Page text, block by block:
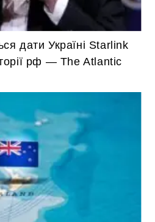
дати Україні Starlink
рф — The Atlantic